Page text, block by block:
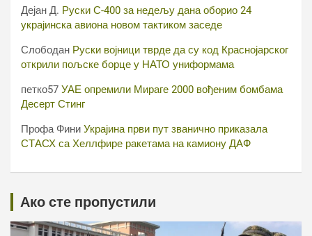
Дејан Д. Руски С-400 за недељу дана оборио 24
украјинска авиона новом тактиком заседе
Слободан Руски војници тврде да су код Краснојарског
открили пољске борце у НАТО униформама
петко57 УАЕ опремили Мираге 2000 вођеним бомбама
Десерт Стинг
Профа Фини Украјина први пут званично приказала
СТАСХ са Хеллфире ракетама на камиону ДАФ
Ако сте пропустили